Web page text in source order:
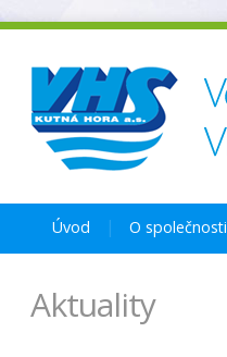
Úvod O společnosti
Aktuality